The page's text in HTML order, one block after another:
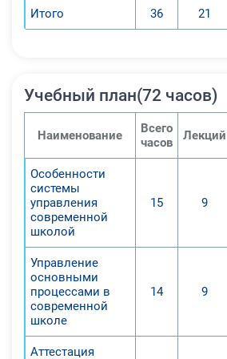
школы или
направления
структуру
знания и сумеют:
направления
организации
Итого 36 21
Учебный план(72 часов)
Наименование
Всего
часов
Лекций
Особенности
системы
управления
современной
школой
15 9
Управление
основными
процессами в
современной
школе
14 9
Аттестация